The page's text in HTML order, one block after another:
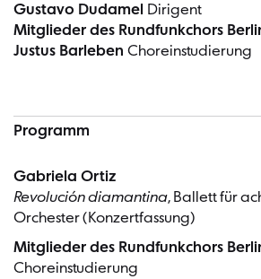
Gustavo Dudamel Dirigent
Mitglieder des Rundfunkchors
Justus Barleben Choreinstudierung
Programm
Gabriela Ortiz
Revolución diamantina, Ballett für
Orchester (Konzertfassung)
Mitglieder des Rundfunkchors
Choreinstudierung